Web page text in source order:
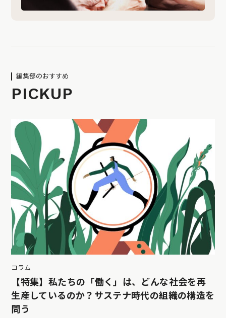
編集部のおすすめ
PICKUP
コラム
【特集】私たちの「働く」は、どんな社会を再
生産しているのか？サステナ時代の組織の構造を
問う